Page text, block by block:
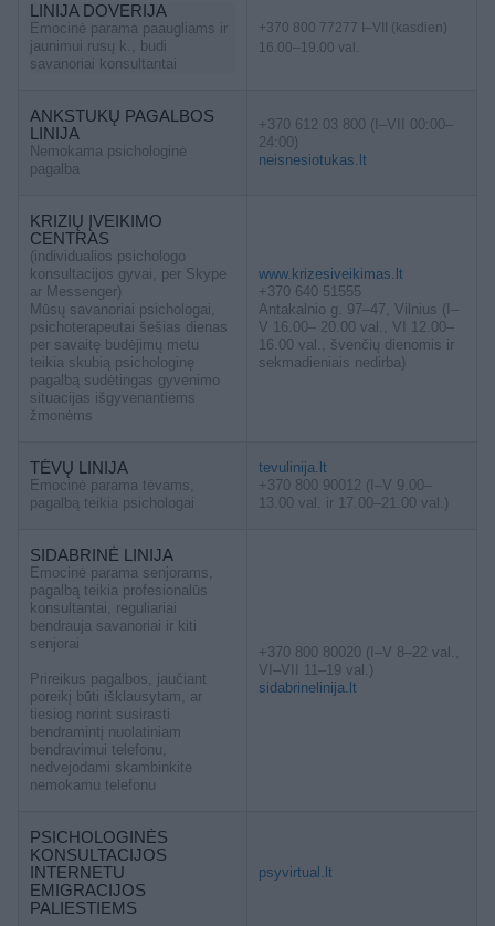
LINIJA DOVERIJA
Emocinė parama paaugliams ir
jaunimui rusų k., budi
savanoriai konsultantai
+370 800 77277 I–VII (kasdien)
16.00–19.00 val.
ANKSTUKŲ PAGALBOS
LINIJA
Nemokama psichologinė
pagalba
+370 612 03 800 (I–VII 00:00–
24:00)
neisnesiotukas.lt
KRIZIŲ ĮVEIKIMO
CENTRAS
(individualios psichologo
konsultacijos gyvai, per Skype
ar Messenger)
Mūsų savanoriai psichologai,
psichoterapeutai šešias dienas
per savaitę budėjimų metu
teikia skubią psichologinę
pagalbą sudėtingas gyvenimo
situacijas išgyvenantiems
žmonėms
www.krizesiveikimas.lt
+370 640 51555
Antakalnio g. 97–47, Vilnius (I–
V 16.00– 20.00 val., VI 12.00–
16.00 val., švenčių dienomis ir
sekmadieniais nedirba)
TĖVŲ LINIJA
Emocinė parama tėvams,
pagalbą teikia psichologai
tevulinija.lt
+370 800 90012 (I–V 9.00–
13.00 val. ir 17.00–21.00 val.)
SIDABRINĖ LINIJA
Emocinė parama senjorams,
pagalbą teikia profesionalūs
konsultantai, reguliariai
bendrauja savanoriai ir kiti
senjorai
Prireikus pagalbos, jaučiant
poreikį būti išklausytam, ar
tiesiog norint susirasti
bendramintį nuolatiniam
bendravimui telefonu,
nedvejodami skambinkite
nemokamu telefonu
+370 800 80020 (I–V 8–22 val.,
VI–VII 11–19 val.)
sidabrinelinija.lt
PSICHOLOGINĖS
KONSULTACIJOS
INTERNETU
EMIGRACIJOS
PALIESTIEMS
psyvirtual.lt